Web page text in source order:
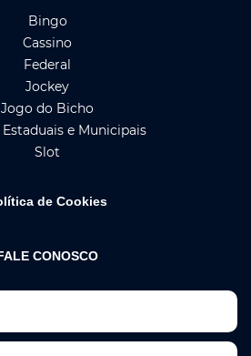
Bingo
Cassino
Federal
Jockey
Jogo do Bicho
e Municipais
Slot
de Cookies
CONOSCO